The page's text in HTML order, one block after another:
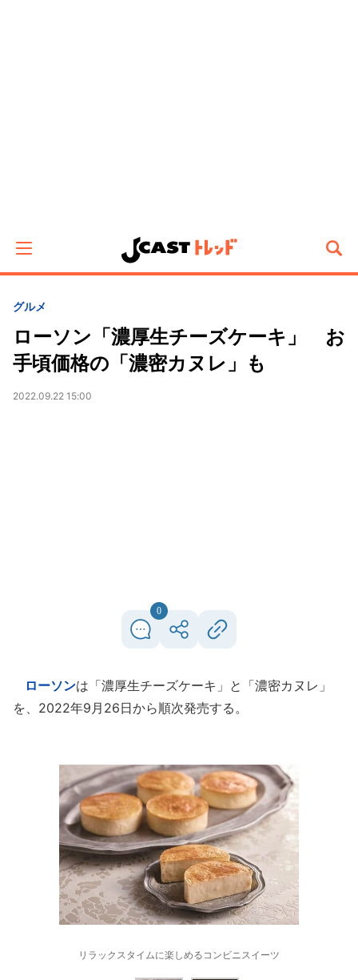
グルメ
ローソン「濃厚生チーズケーキ」 お
手頃価格の「濃密カヌレ」も
2022.09.22 15:00
0
ローソンは「濃厚生チーズケーキ」と「濃密カヌレ」
を、2022年9月26日から順次発売する。
リラックスタイムに楽しめるコンビニスイーツ